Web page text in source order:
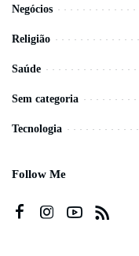
Negócios
Religião
Saúde
Sem categoria
Tecnologia
Follow Me